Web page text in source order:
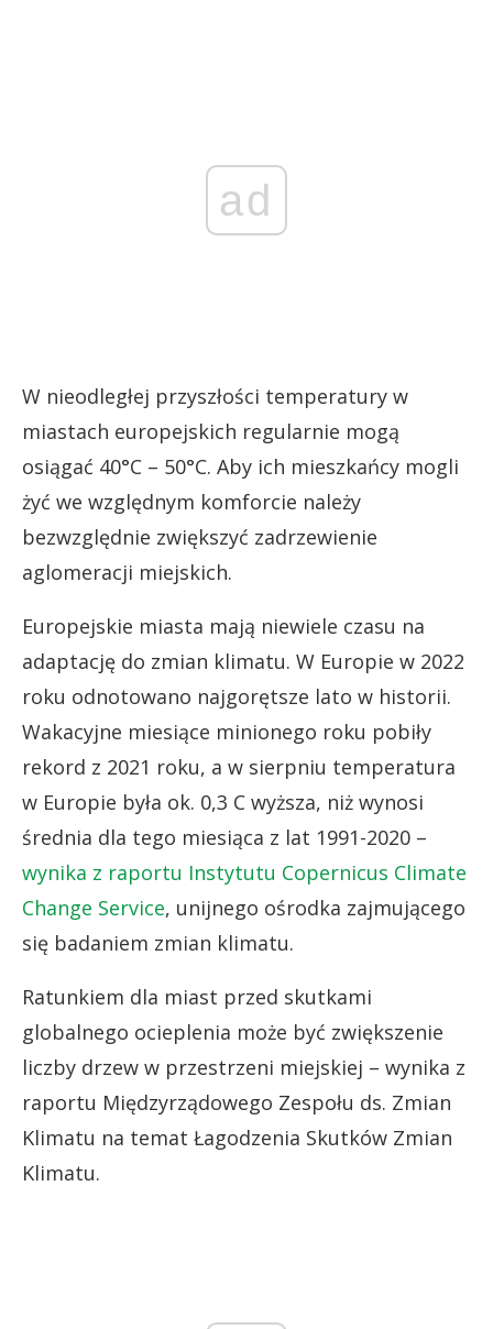
ad
W nieodległej przyszłości temperatury w
miastach europejskich regularnie mogą
osiągać 40°C – 50°C. Aby ich mieszkańcy mogli
żyć we względnym komforcie należy
bezwzględnie zwiększyć zadrzewienie
aglomeracji miejskich.
Europejskie miasta mają niewiele czasu na
adaptację do zmian klimatu. W Europie w 2022
roku odnotowano najgorętsze lato w historii.
Wakacyjne miesiące minionego roku pobiły
rekord z 2021 roku, a w sierpniu temperatura
w Europie była ok. 0,3 C wyższa, niż wynosi
średnia dla tego miesiąca z lat 1991-2020 –
wynika z raportu Instytutu Copernicus Climate
Change Service, unijnego ośrodka zajmującego
się badaniem zmian klimatu.
Ratunkiem dla miast przed skutkami
globalnego ocieplenia może być zwiększenie
liczby drzew w przestrzeni miejskiej – wynika z
raportu Międzyrządowego Zespołu ds. Zmian
Klimatu na temat Łagodzenia Skutków Zmian
Klimatu.